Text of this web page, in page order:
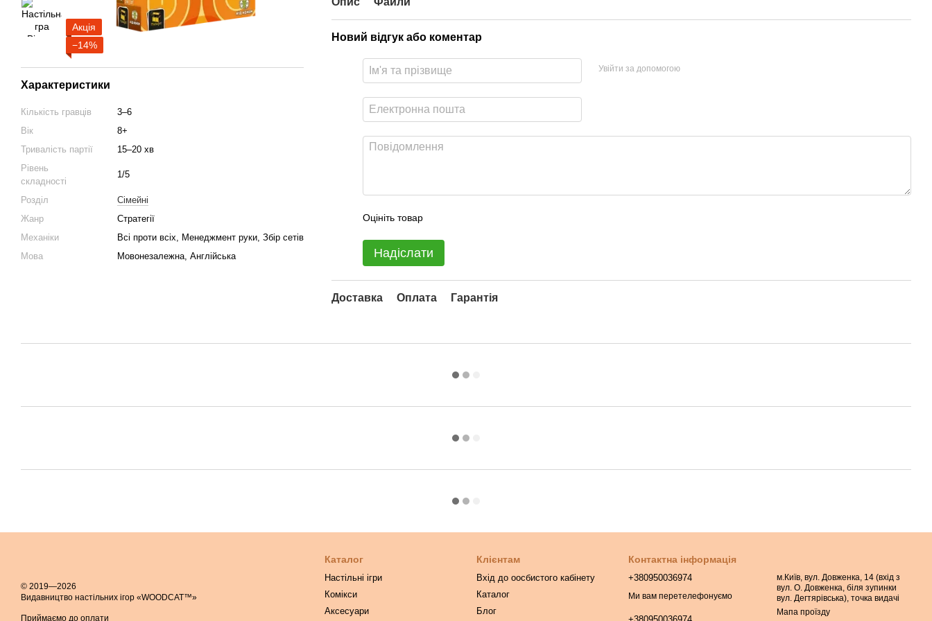
Акція
−14%
Характеристики
Кількість гравців
3–6
Вік
8+
Тривалість партії
15–20 хв
Рівень
складності
1/5
Розділ
Cімейні
Жанр
Стратегії
Механіки
Всі проти всіх, Менеджмент руки, Збір сетів
Мова
Мовонезалежна, Англійська
Новий відгук або коментар
Увійти за допомогою
Оцініть товар
Надіслати
Доставка Оплата Гарантія
© 2019—2026
Видавництво настільних ігор «WOODCAT™»
Приймаємо до оплати
Каталог
Настільні ігри
Комікси
Аксесуари
Клієнтам
Вхід до оосбистого кабінету
Каталог
Блог
Контактна інформація
+380950036974
Ми вам перетелефонуємо
м.Київ, вул. Довженка, 14 (вхід з
вул. О. Довженка, біля зупинки
вул. Дегтярівська), точка видачі
Мапа проїзду